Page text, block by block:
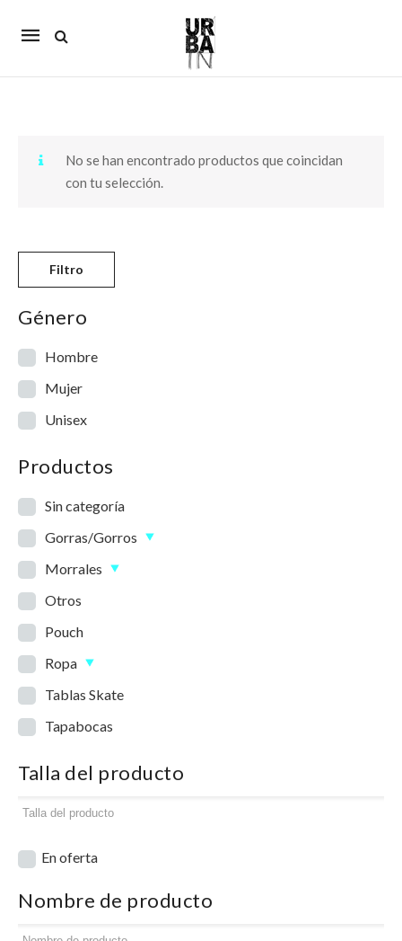
Mobile
No se han encontrado productos que coincidan
con tu selección.
Filtro
Género
Hombre
Mujer
Unisex
Productos
Sin categoría
Gorras/Gorros
Morrales
Otros
Pouch
Ropa
Tablas Skate
Tapabocas
Talla del producto
En oferta
Nombre de producto